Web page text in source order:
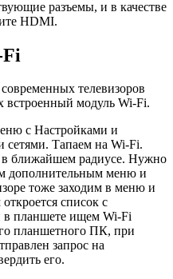
разъемы, и в качестве
HDMI.
телевизоров
модуль Wi-Fi.
с Настройками и
сетями. Тапаем на Wi-Fi.
в ближайшем радиусе. Нужно
дополнительным меню и
тоже заходим в меню и
список с
в планшете ищем Wi-Fi
планшетного ПК, при
запрос на
его.